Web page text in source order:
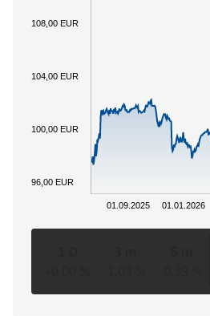
01.01.2026
01.09.2025
100,00 EUR
96,00 EUR
104,00 EUR
108,00 EUR